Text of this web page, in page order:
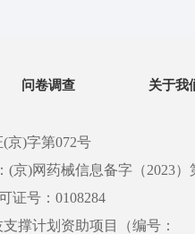
问卷调查 关于我
京)字第072号
京)网药械信息备字（2023）
证号：0108284
撑计划资助项目（编号：